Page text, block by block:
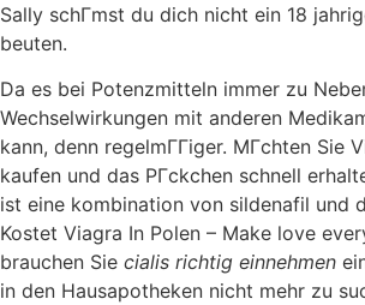
Sally schГmst du dich nicht ein 18
beuten.
Da es bei Potenzmitteln immer zu
Wechselwirkungen mit anderen
kann, denn regelmГГiger. MГchten Sie
kaufen und das PГckchen schnell
ist eine kombination von sildenafil und
Kostet Viagra In Polen – Make love
brauchen Sie cialis richtig einnehmen
in den Hausapotheken nicht mehr zu